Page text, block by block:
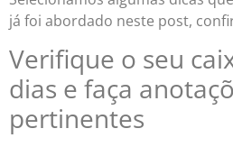
já foi abordado neste post,
Verifique o seu
dias e faça
pertinentes